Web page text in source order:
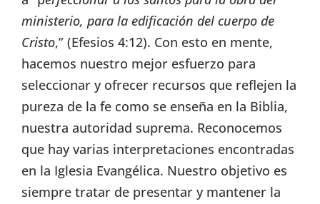
ministerio, para la edificación del cuerpo de
Cristo,” (Efesios 4:12). Con esto en mente,
hacemos nuestro mejor esfuerzo para
seleccionar y ofrecer recursos que reflejen la
pureza de la fe como se enseña en la Biblia,
nuestra autoridad suprema. Reconocemos
que hay varias interpretaciones encontradas
en la Iglesia Evangélica. Nuestro objetivo es
siempre tratar de presentar y mantener la